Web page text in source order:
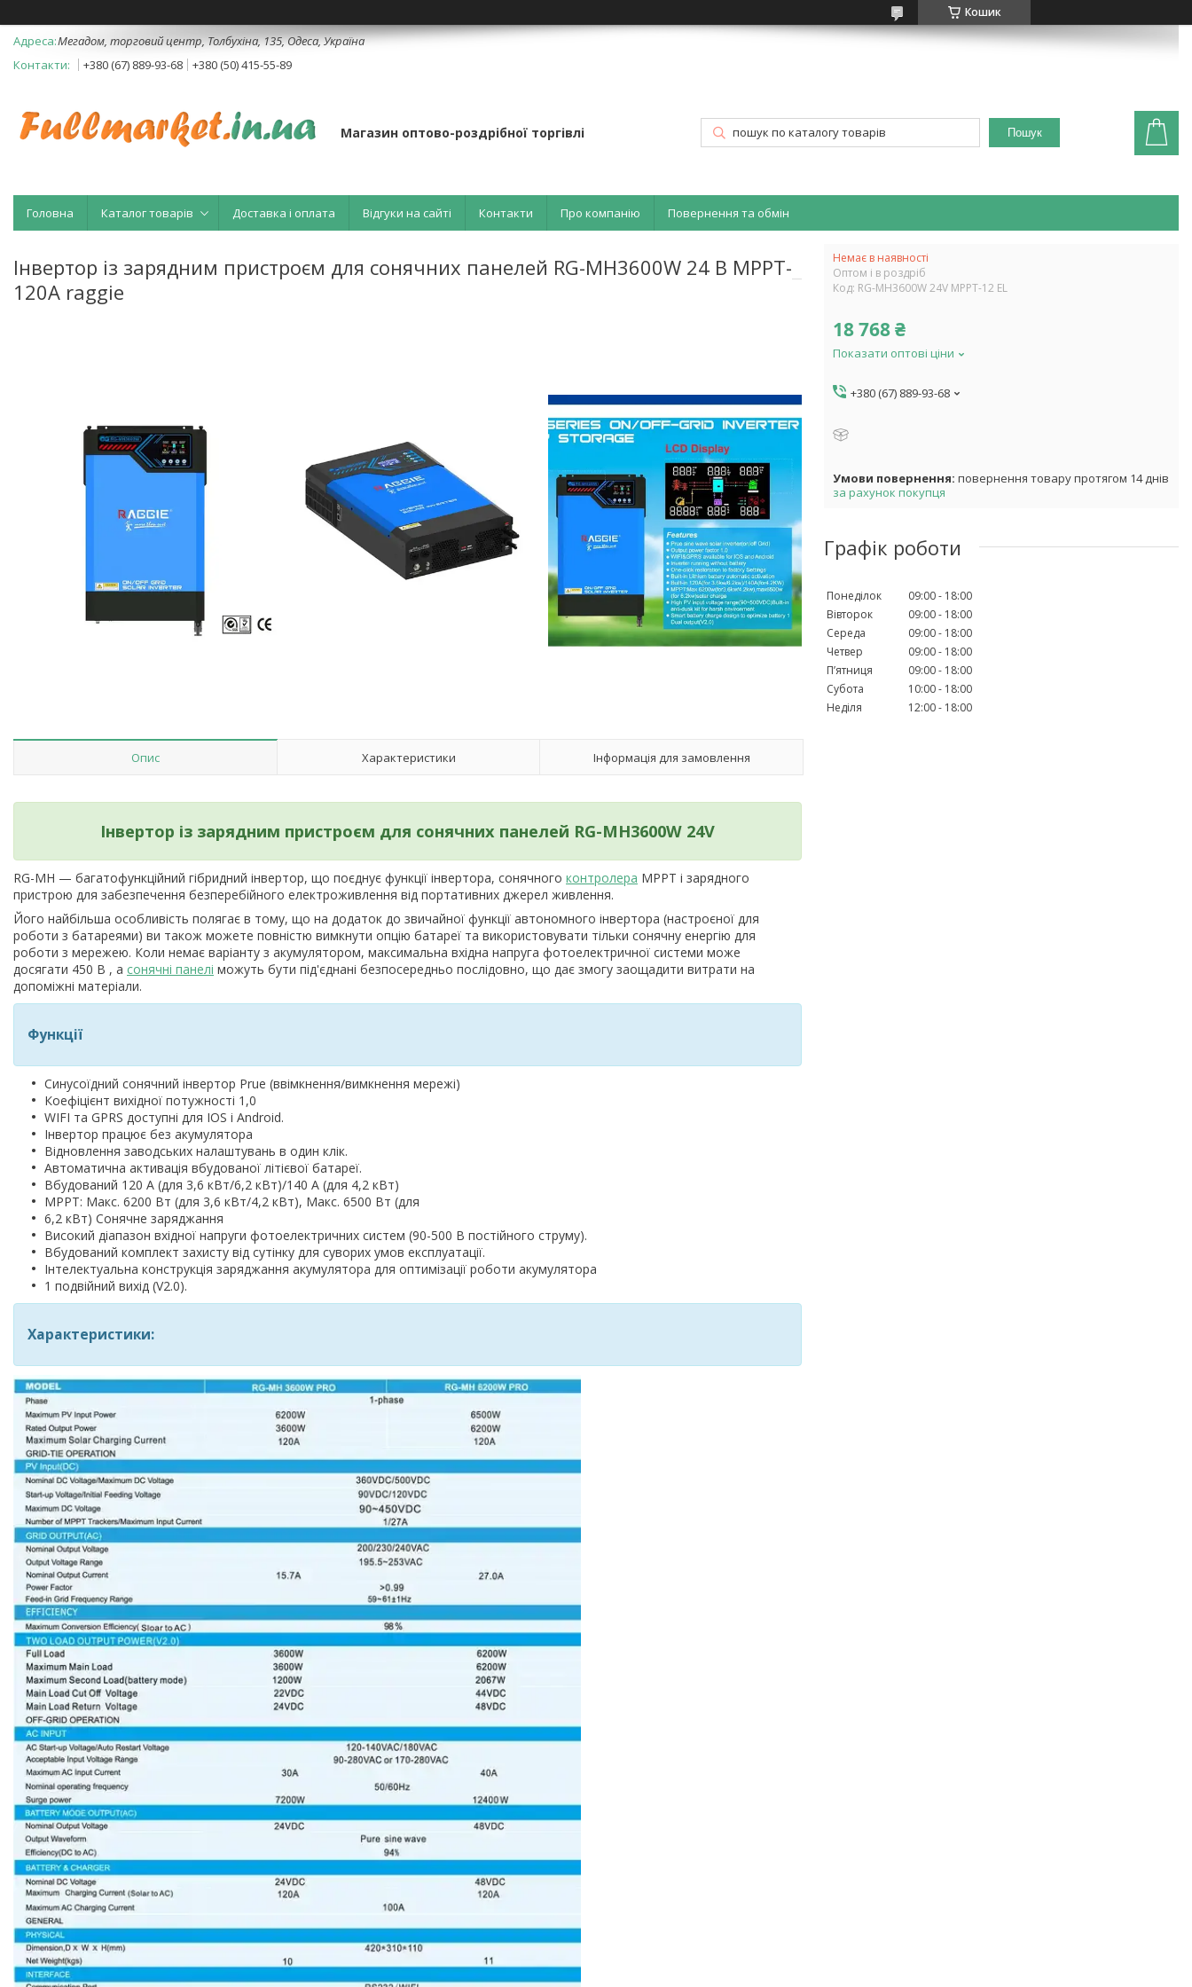
Кошик
Мегадом, торговий центр, Толбухіна, 135, Одеса, Україна
+380 (67) 889-93-68
+380 (50) 415-55-89
Магазин оптово-роздрібної торгівлі Пошук
Головна Каталог товарів Доставка і оплата Відгуки на сайті Контакти Про компанію Повернення та обмін
Інвертор із зарядним пристроєм для сонячних панелей RG-MH3600W 24 В MPPT-
120A raggie
Опис Характеристики Інформація для замовлення
Інвертор із зарядним пристроєм для сонячних панелей RG-MH3600W 24V
RG-MH — багатофункційний гібридний інвертор, що поєднує функції інвертора, сонячного контролера MPPT і зарядного
пристрою для забезпечення безперебійного електроживлення від портативних джерел живлення.
Його найбільша особливість полягає в тому, що на додаток до звичайної функції автономного інвертора (настроєної для
роботи з батареями) ви також можете повністю вимкнути опцію батареї та використовувати тільки сонячну енергію для
роботи з мережею. Коли немає варіанту з акумулятором, максимальна вхідна напруга фотоелектричної системи може
досягати 450 В , а сонячні панелі можуть бути під'єднані безпосередньо послідовно, що дає змогу заощадити витрати на
допоміжні матеріали.
Функції
Синусоїдний сонячний інвертор Prue (ввімкнення/вимкнення мережі)
Коефіцієнт вихідної потужності 1,0
WIFI та GPRS доступні для IOS і Android.
Інвертор працює без акумулятора
Відновлення заводських налаштувань в один клік.
Автоматична активація вбудованої літієвої батареї.
Вбудований 120 А (для 3,6 кВт/6,2 кВт)/140 А (для 4,2 кВт)
MPPT: Макс. 6200 Вт (для 3,6 кВт/4,2 кВт), Макс. 6500 Вт (для
6,2 кВт) Сонячне заряджання
Високий діапазон вхідної напруги фотоелектричних систем (90-500 В постійного струму).
Вбудований комплект захисту від сутінку для суворих умов експлуатації.
Інтелектуальна конструкція заряджання акумулятора для оптимізації роботи акумулятора
1 подвійний вихід (V2.0).
Характеристики:
Немає в наявності
Оптом і в роздріб
Код: RG-MH3600W 24V MPPT-12 EL
18 768 ₴
Показати оптові ціни
+380 (67) 889-93-68
повернення товару протягом 14 днів
за рахунок покупця
Графік роботи
Понеділок 09:00
18:00
Вівторок
09:00
18:00
Середа
09:00
18:00
Четвер
09:00
18:00
Пʼятниця
09:00
18:00
Субота
10:00
18:00
Неділя
12:00 18:00